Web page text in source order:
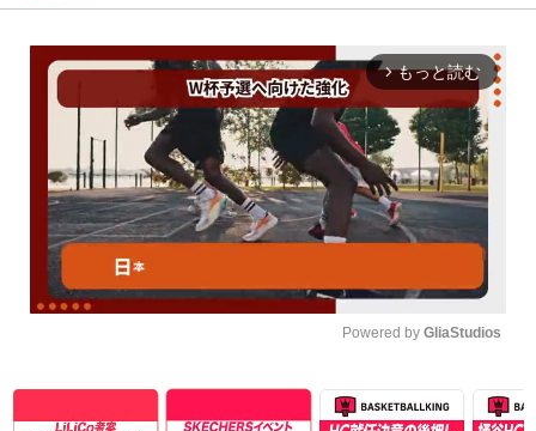
arrow_forward_ios もっと読む
Powered by GliaStudios